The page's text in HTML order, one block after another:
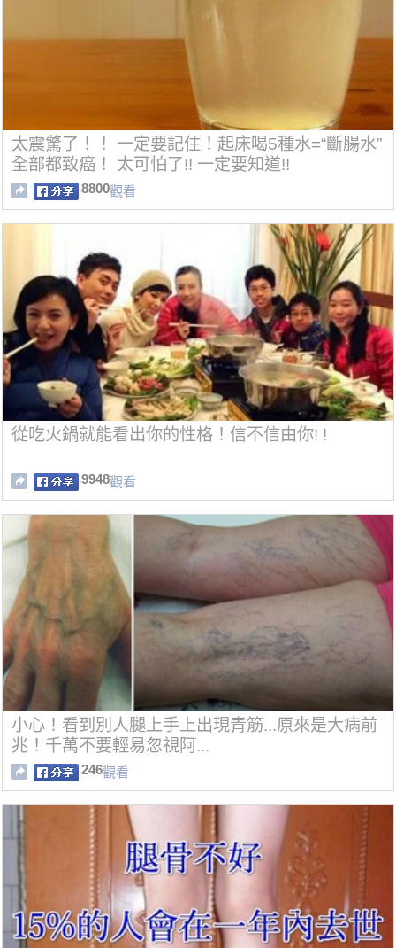
太震驚了！！ 一定要記住！起床喝5種水=“斷腸水”
全部都致癌！ 太可怕了!! 一定要知道!!
8800觀看
從吃火鍋就能看出你的性格！信不信由你! !
9948觀看
小心！看到別人腿上手上出現青筋...原來是大病前
兆！千萬不要輕易忽視阿...
246觀看